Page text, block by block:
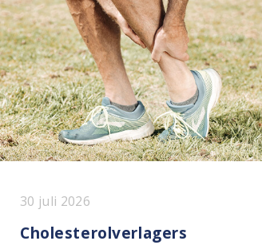
30 juli 2026
Cholesterolverlagers